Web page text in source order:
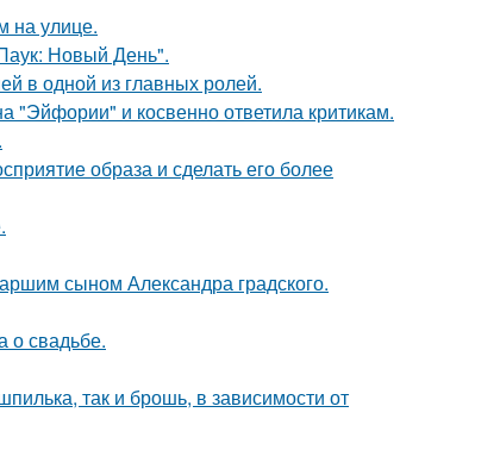
на улице.
Новый День".
в одной из главных ролей.
"Эйфории" и косвенно ответила критикам.
образа и сделать его более
сыном Александра градского.
о свадьбе.
так и брошь, в зависимости от